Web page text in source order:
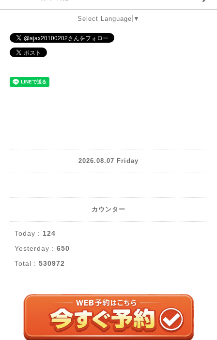
Select Language ▼
2026.08.07 Friday
カウンター
Today : 124
Yesterday : 650
Total : 530972